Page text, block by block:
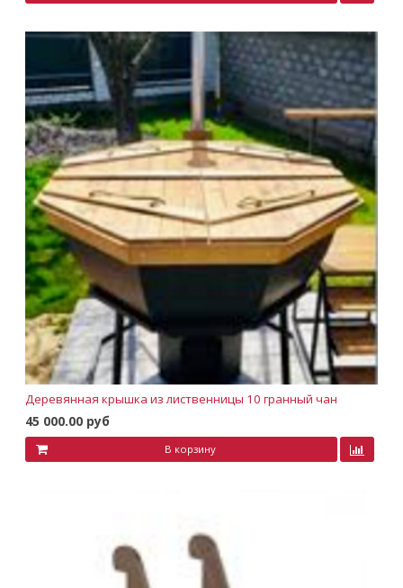
Деревянная крышка из лиственницы 10 гранный чан
45 000.00 руб
В корзину